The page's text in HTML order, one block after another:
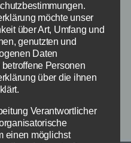
Verbesserung der
diverser kleinerer
und Story Modus.)
aktuell das Update
1.22 bei
installiert.
möchte unser
über Art, Umfang und
genutzten und
Daten
Personen
über die ihnen
Verantwortlicher
einen möglichst